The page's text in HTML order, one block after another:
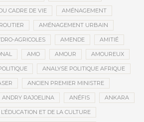
CADRE DE VIE AMÉNAGEMENT
AMÉNAGEMENT URBAIN
AGRICOLES AMENDE AMITIÉ
AMO AMOUR AMOUREUX
ANALYSE POLITIQUE AFRIQUE
ANCIEN PREMIER MINISTRE
ANDRY RAJOELINA ANÉFIS ANKARA
ET DE LA CULTURE